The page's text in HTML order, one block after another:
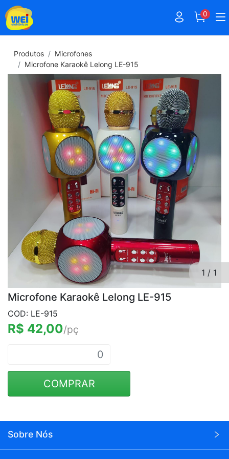
0
Produtos
Microfones
Microfone Karaokê Lelong LE-915
1 / 1
Microfone Karaokê Lelong LE-915
COD: LE-915
R$ 42,00/pç
COMPRAR
Sobre Nós